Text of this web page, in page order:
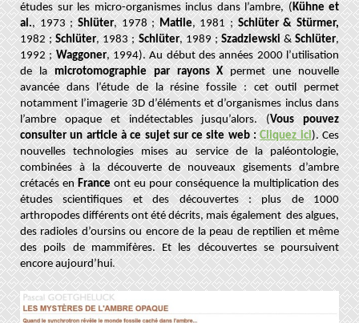
études sur les micro-organismes inclus dans l’ambre, (Kühne et
al., 1973 ; Shlüter, 1978 ; Matile, 1981 ; Schlüter & Stürmer,
1982 ; Schlüter, 1983 ; Schlüter, 1989 ; Szadziewski & Schlüter,
1992 ; Waggoner, 1994). Au début des années 2000 l’utilisation
de la microtomographie par rayons X
permet une nouvelle
avancée dans l’étude de la résine fossile : cet outil permet
notamment l’imagerie 3D d’éléments et d’organismes inclus dans
l’ambre opaque et indétectables jusqu’alors. (Vous pouvez
consulter un article à ce sujet sur ce site web : Cliquez ici). Ces
nouvelles technologies mises au service de la paléontologie,
combinées à la découverte de nouveaux gisements d’ambre
crétacés en France ont eu pour conséquence la multiplication des
études scientifiques et des découvertes : plus de 1000
arthropodes différents ont été décrits, mais également des algues,
des radioles d’oursins ou encore de la peau de reptilien et même
des poils de mammifères. Et les découvertes se poursuivent
encore aujourd’hui.